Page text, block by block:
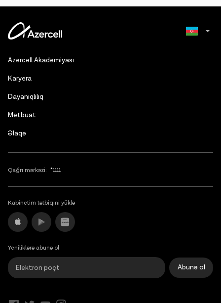
Azercell Akademiyası
Karyera
Dayanıqlılıq
Mətbuat
Əlaqə
Çağrı mərkəzi: *1111
Kabinetim tətbiqini yüklə
Yeniliklərə abunə ol
Abunə ol